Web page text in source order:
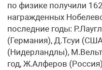
по физике получили
награжденных
последние годы:
(Германия), Д.Тсуи
(Нидерландлы),
год, Ж.Алферов